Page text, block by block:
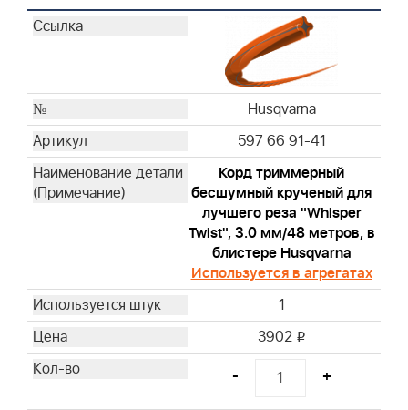
Husqvarna
597 66 91-41
Корд триммерный
бесшумный крученый для
лучшего реза "Whisper
Twist", 3.0 мм/48 метров, в
блистере Husqvarna
Используется в агрегатах
1
3902 i
- +